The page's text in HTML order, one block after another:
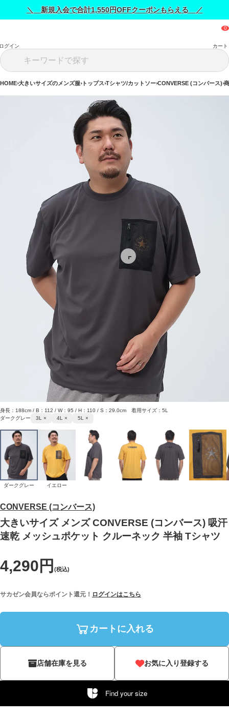
＼ 新規入会で合計1,550円OFFクーポンもらえる ／
グイン カート
HOME 大きいサイズのメンズ服 トップス Tシャツ/カットソー CONVERSE (コンバース)
CONVERSE (コンバース)
大きいサイズ メンズ CONVERSE (コンバース) 吸汗
速乾 メッシュポケット クルーネック 半袖 Tシャツ
4,290円 (税込)
サカゼン会員ならポイント還元！ ログインはこちら
カートに入れる
店舗在庫を見る お気に入り登録する
Find your size
身長：188cm / B：112 / W：95 / H：110 / S：29.0cm 着用サイズ：5L
ダークグレー
3L × 4L × 5L ×
ダークグレー イエロー